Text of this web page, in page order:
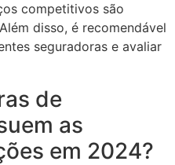
competitivos são
disso, é recomendável
seguradoras e avaliar
de
as
em 2024?